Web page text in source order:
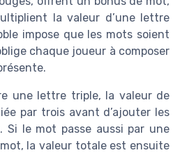
la valeur d’une lettre
impose que les mots soient
chaque joueur à composer
une lettre triple, la valeur de
par trois avant d’ajouter les
Si le mot passe aussi par une
la valeur totale est ensuite